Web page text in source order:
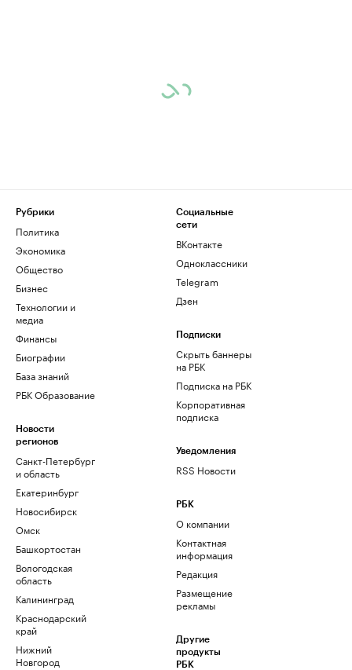
Рубрики
Политика
Экономика
Общество
Бизнес
Технологии и
медиа
Финансы
Биографии
База знаний
РБК Образование
Новости
регионов
Санкт-Петербург
и область
Екатеринбург
Новосибирск
Омск
Башкортостан
Вологодская
область
Калининград
Краснодарский
край
Нижний
Новгород
Социальные
сети
ВКонтакте
Одноклассники
Telegram
Дзен
Подписки
Скрыть баннеры
на РБК
Подписка на РБК
Корпоративная
подписка
Уведомления
RSS Новости
РБК
О компании
Контактная
информация
Редакция
Размещение
рекламы
Другие
продукты
РБК